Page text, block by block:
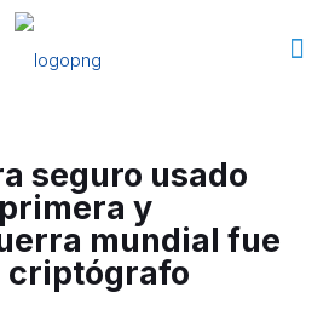
seguro usado
y
mundial fue
criptógrafo